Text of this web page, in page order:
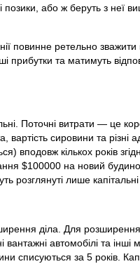
або ж беруть з неї
повинне ретельно зважити
прибутки та матимуть
Поточні витрати — це
сировини та різні
вподовж кількох років
$100000 на новий
розглянуті лише капітальні
діла. Для
автомобілі та
списуються за 5 років.